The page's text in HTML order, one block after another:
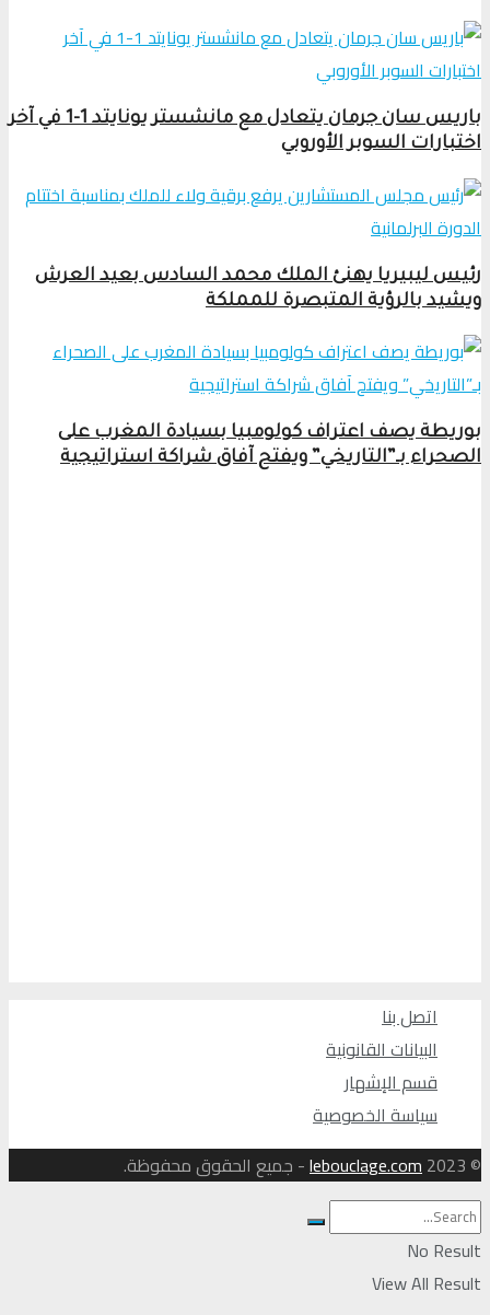
باريس سان جرمان يتعادل مع مانشستر يونايتد 1-1 في آخر
اختبارات السوبر الأوروبي
رئيس ليبيريا يهنئ الملك محمد السادس بعيد العرش
ويشيد بالرؤية المتبصرة للمملكة
بوريطة يصف اعتراف كولومبيا بسيادة المغرب على
الصحراء بـ”التاريخي” ويفتح آفاق شراكة استراتيجية
اتصل بنا
البيانات القانونية
قسم الإشهار
سياسة الخصوصية
© 2023
lebouclage.com- جميع الحقوق محفوظة.
No Result
View All Result